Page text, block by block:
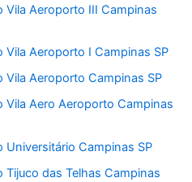
Aeroporto III Campinas
Aeroporto I Campinas SP
Aeroporto Campinas SP
Aero Aeroporto Campinas
Campinas SP
das Telhas Campinas